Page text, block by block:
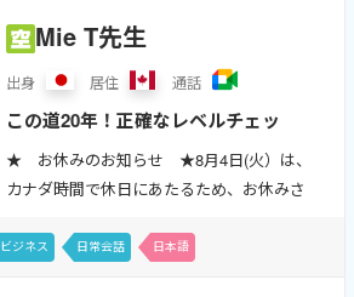
Mie T先生
出身 居住 通話
この道20年！正確なレベルチェッ
クと弱点診断、豊富な教材＆アクテ
ィビティーで基礎から総合力アップ
ポイント。広範囲のトピックで皆さ
★ お休みのお知らせ ★8月4日(火）は、
カナダ時間で休日にあたるため、お休みさ
さが続くようです。皆さん、どうぞご自愛
ビジネス 日常会話 日本語